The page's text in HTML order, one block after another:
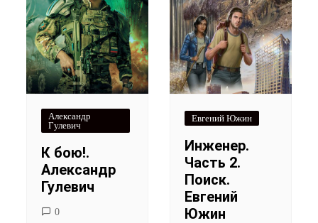
Александр
Гулевич
К бою!.
Александр
Гулевич
0
Евгений Южин
Инженер.
Часть 2.
Поиск.
Евгений
Южин